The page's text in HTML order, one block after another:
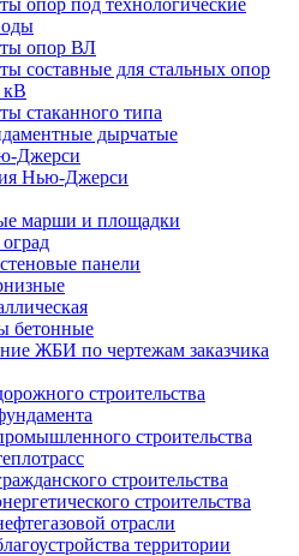
опор под технологические
опор ВЛ
составные для стальных опор
кВ
стаканного типа
дырчатые
Джерси
Нью-Джерси
марши и площадки
панели
бетонные
ЖБИ по чертежам заказчика
строительства
строительства
строительства
строительства
отрасли
территории